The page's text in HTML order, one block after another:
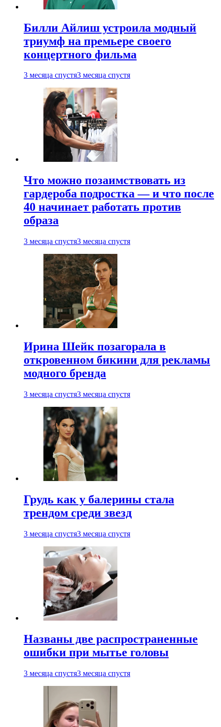
Билли Айлиш устроила модный
триумф на премьере своего
концертного фильма
3 месяца спустя3 месяца спустя
Что можно позаимствовать из
гардероба подростка — и что после
40 начинает работать против
образа
3 месяца спустя3 месяца спустя
Ирина Шейк позагорала в
откровенном бикини для рекламы
модного бренда
3 месяца спустя3 месяца спустя
Грудь как у балерины стала
трендом среди звезд
3 месяца спустя3 месяца спустя
Названы две распространенные
ошибки при мытье головы
3 месяца спустя3 месяца спустя